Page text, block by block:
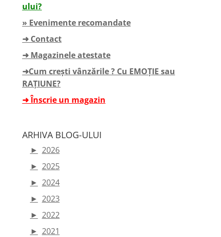
ului?
» Evenimente recomandate
➜ Contact
➜ Magazinele atestate
➜Cum crești vânzările ? Cu EMOȚIE sau
RAȚIUNE?
➜ Înscrie un magazin
ARHIVA BLOG-ULUI
► 2026
► 2025
► 2024
► 2023
► 2022
► 2021